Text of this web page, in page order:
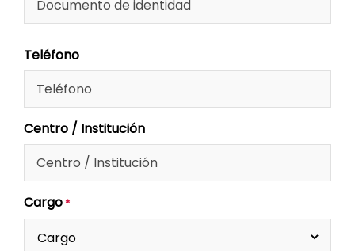
Teléfono
Centro / Institución
Cargo*